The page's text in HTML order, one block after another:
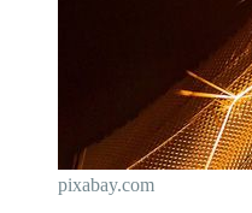
pixabay.com